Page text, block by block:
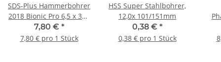
SDS-Plus Hammerbohrer
2018 Bionic Pro 6,5 x 300
mm 1 Stück
7,80 € *
7,80 € pro 1 Stück
HSS Super Stahlbohrer,
12,0x 101/151mm
0,38 € *
0,38 € pro 1 Stück